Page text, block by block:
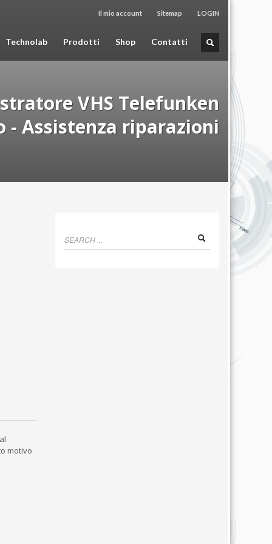
LOGIN
Il mio account Sitemap
Technolab Prodotti Shop Contatti
VHS Telefunken
- Assistenza riparazioni
motivo